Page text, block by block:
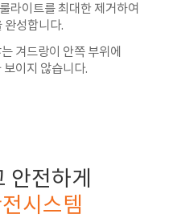
라이트를 최대한 제거하여
완성합니다.
겨드랑이 안쪽 부위에
이지 않습니다.
안전하게
시스템